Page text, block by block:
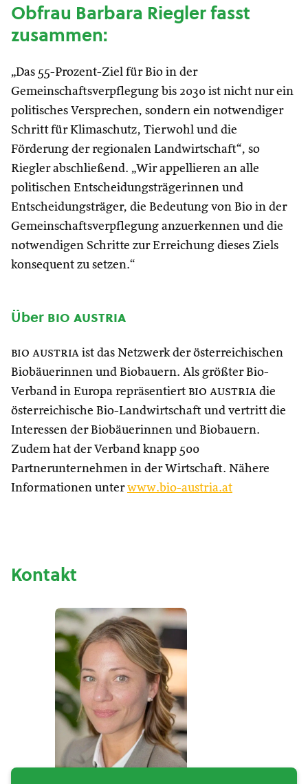
Obfrau Barbara Riegler fasst
zusammen:
„Das 55-Prozent-Ziel für Bio in der
Gemeinschaftsverpflegung bis 2030 ist nicht nur ein
politisches Versprechen, sondern ein notwendiger
Schritt für Klimaschutz, Tierwohl und die
Förderung der regionalen Landwirtschaft“, so
Riegler abschließend. „Wir appellieren an alle
politischen Entscheidungsträgerinnen und
Entscheidungsträger, die Bedeutung von Bio in der
Gemeinschaftsverpflegung anzuerkennen und die
notwendigen Schritte zur Erreichung dieses Ziels
konsequent zu setzen.“
Über bio austria
bio austria ist das Netzwerk der österreichischen
Biobäuerinnen und Biobauern. Als größter Bio-
Verband in Europa repräsentiert bio austria die
österreichische Bio-Landwirtschaft und vertritt die
Interessen der Biobäuerinnen und Biobauern.
Zudem hat der Verband knapp 500
Partnerunternehmen in der Wirtschaft. Nähere
Informationen unterwww.bio-austria.at
Kontakt